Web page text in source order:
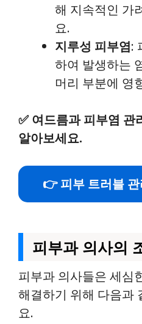
해 지속적인 가
요.
지루성 피부염:
하여 발생하는
머리 부분에 영
✅ 여드름과 피부염 관
알아보세요.
👉 피부 트러블
피부과 의사의
피부과 의사들은 세심
해결하기 위해 다음과
요.